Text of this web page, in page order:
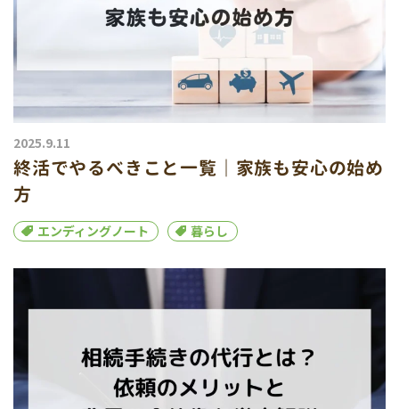
2025.9.11
終活でやるべきこと一覧｜家族も安心の始め
方
エンディングノート 暮らし